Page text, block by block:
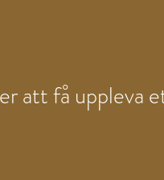
att få uppleva